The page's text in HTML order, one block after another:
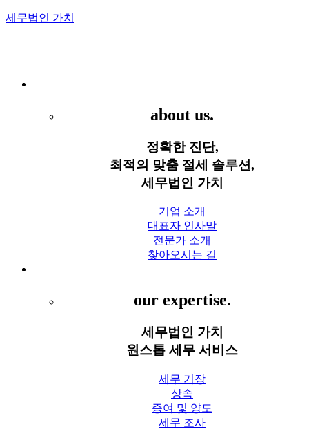
세무법인 가치
about us.
정확한 진단,
최적의 맞춤 절세 솔루션,
세무법인 가치
기업 소개
대표자 인사말
전문가 소개
찾아오시는 길
our expertise.
세무법인 가치
원스톱 세무 서비스
세무 기장
상속
증여 및 양도
세무 조사